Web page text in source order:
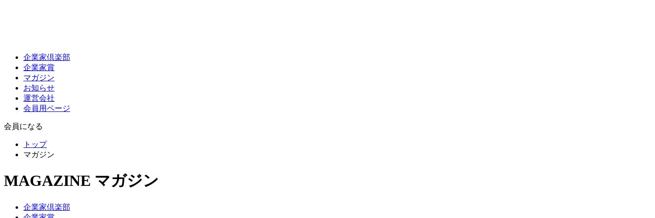
企業家倶楽部
企業家賞
マガジン
お知らせ
運営会社
会員用ページ
会員になる
トップ
マガジン
MAGAZINE マガジン
企業家倶楽部